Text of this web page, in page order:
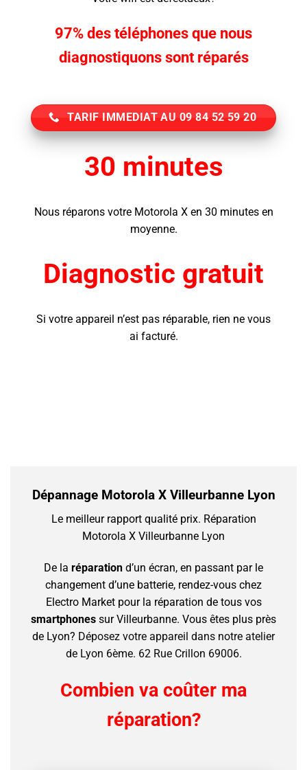
97% des téléphones que nous
diagnostiquons sont réparés
TARIF IMMEDIAT AU 09 84 52 59 20
30 minutes
Nous réparons votre Motorola X en 30 minutes en
moyenne.
Diagnostic gratuit
Si votre appareil n’est pas réparable, rien ne vous
ai facturé.
Dépannage Motorola X Villeurbanne Lyon
Le meilleur rapport qualité prix. Réparation
Motorola X Villeurbanne Lyon
De la réparation d’un écran, en passant par le
changement d’une batterie, rendez-vous chez
Electro Market pour la réparation de tous vos
smartphones sur Villeurbanne. Vous êtes plus près
de Lyon? Déposez votre appareil dans notre atelier
de Lyon 6ème. 62 Rue Crillon 69006.
Combien va coûter ma
réparation?